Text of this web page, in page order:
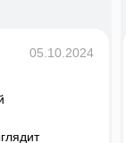
05.10.2024